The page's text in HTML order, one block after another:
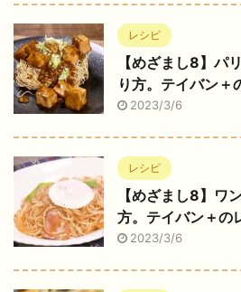
レシピ
【めざまし8】パ
り方。テイバン＋
2023/3/6
レシピ
【めざまし8】ワ
方。テイバン＋の
2023/3/6